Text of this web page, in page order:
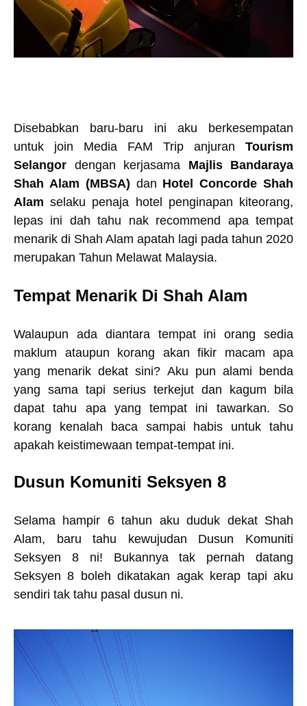
Disebabkan baru-baru ini aku berkesempatan
untuk join Media FAM Trip anjuran Tourism
Selangor dengan kerjasama Majlis Bandaraya
Shah Alam (MBSA) dan Hotel Concorde Shah
Alam selaku penaja hotel penginapan kiteorang,
lepas ini dah tahu nak recommend apa tempat
menarik di Shah Alam apatah lagi pada tahun 2020
merupakan Tahun Melawat Malaysia.
Tempat Menarik Di Shah Alam
Walaupun ada diantara tempat ini orang sedia
maklum ataupun korang akan fikir macam apa
yang menarik dekat sini? Aku pun alami benda
yang sama tapi serius terkejut dan kagum bila
dapat tahu apa yang tempat ini tawarkan. So
korang kenalah baca sampai habis untuk tahu
apakah keistimewaan tempat-tempat ini.
Dusun Komuniti Seksyen 8
Selama hampir 6 tahun aku duduk dekat Shah
Alam, baru tahu kewujudan Dusun Komuniti
Seksyen 8 ni! Bukannya tak pernah datang
Seksyen 8 boleh dikatakan agak kerap tapi aku
sendiri tak tahu pasal dusun ni.